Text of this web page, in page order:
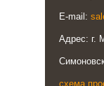
E-mail:
Адрес: г.
схема